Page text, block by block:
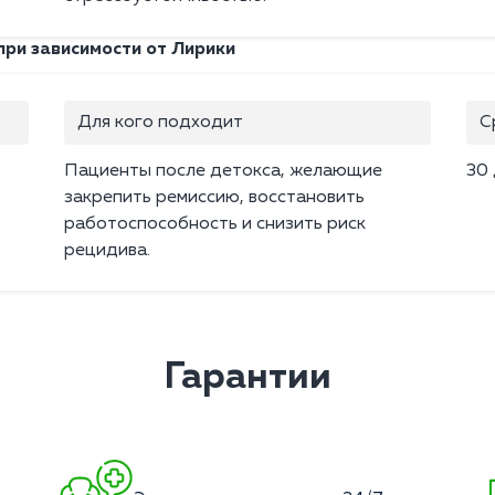
зависимости от Лирики
Для кого подходит
Пациенты после детокса, желающие
закрепить ремиссию, восстановить
работоспособность и снизить риск
рецидива.
30
Гарантии